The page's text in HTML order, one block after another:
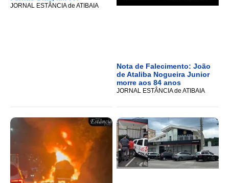
JORNAL ESTÂNCIA de ATIBAIA
Nota de Falecimento: João
de Ataliba Nogueira Junior
morre aos 84 anos
JORNAL ESTÂNCIA de ATIBAIA